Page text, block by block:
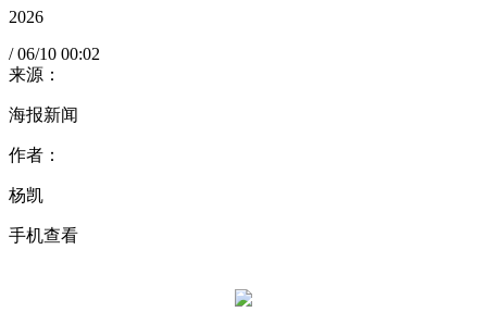
2026
/ 06/10 00:02
来源：
海报新闻
作者：
杨凯
手机查看